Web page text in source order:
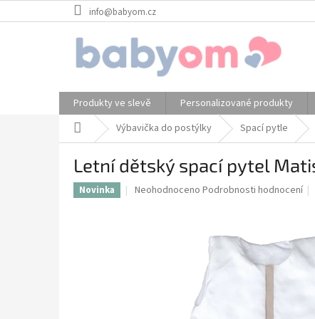
na
info@babyom.cz
Produkty ve slevě Personalizované produkty
Domů Výbavička do postýlky Spací pytle
Letní dětský spací pytel
Novinka
Průměrné
Neohodnoceno Podrobnosti hodnocení